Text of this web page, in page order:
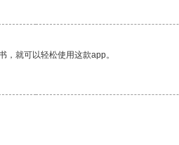
就可以轻松使用这款app。